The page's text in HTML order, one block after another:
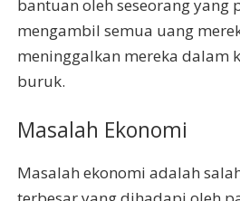
bantuan oleh seseorang yang
mengambil semua uang
meninggalkan mereka dalam
buruk.
Masalah Ekonomi
Masalah ekonomi adalah